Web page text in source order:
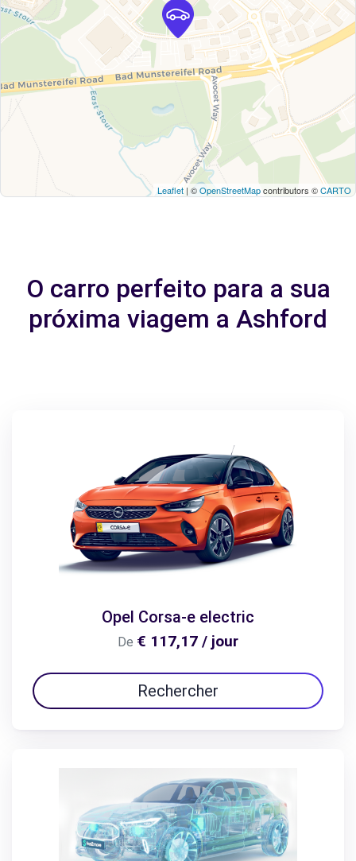
Leaflet | ©OpenStreetMapcontributors ©CARTO
O carro perfeito para a sua
próxima viagem a Ashford
Opel Corsa-e electric
De € 117,17 / jour
Rechercher